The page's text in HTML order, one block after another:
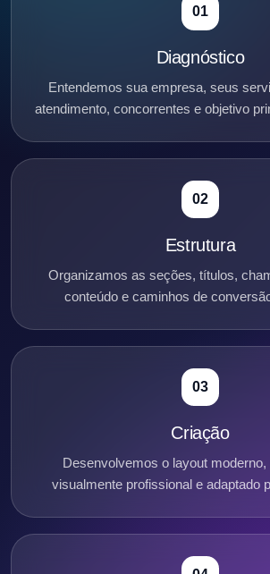
01
Diagnóstico
Entendemos sua empresa, seus
atendimento, concorrentes e objetivo
02
Estrutura
Organizamos as seções, títulos,
conteúdo e caminhos de
03
Criação
Desenvolvemos o layout
visualmente profissional e adaptado